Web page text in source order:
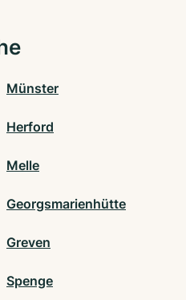
Münster
Herford
Melle
Georgsmarienhütte
Greven
Spenge